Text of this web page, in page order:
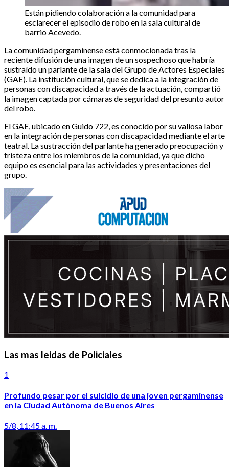
Están pidiendo colaboración a la comunidad para
esclarecer el episodio de robo en la sala cultural de
barrio Acevedo.
La comunidad pergaminense está conmocionada tras la
reciente difusión de una imagen de un sospechoso que habría
sustraído un parlante de la sala del Grupo de Actores Especiales
(GAE). La institución cultural, que se dedica a la integración de
personas con discapacidad a través de la actuación, compartió
la imagen captada por cámaras de seguridad del presunto autor
del robo.
El GAE, ubicado en Guido 722, es conocido por su valiosa labor
en la integración de personas con discapacidad mediante el arte
teatral. La sustracción del parlante ha generado preocupación y
tristeza entre los miembros de la comunidad, ya que dicho
equipo es esencial para las actividades y presentaciones del
grupo.
Las mas leidas de Policiales
1
Profundo pesar por el suicidio de una joven pergaminense
en la Ciudad Autónoma de Buenos Aires
5/8, 11:45 a. m.